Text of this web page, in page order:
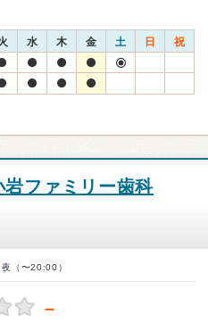
水 木 金 土 日 祝
岩ファミリー歯科
夜（〜20:00）
－